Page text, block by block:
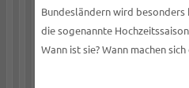
Bundesländern wird
die sogenannte
Wann ist sie? Wann machen